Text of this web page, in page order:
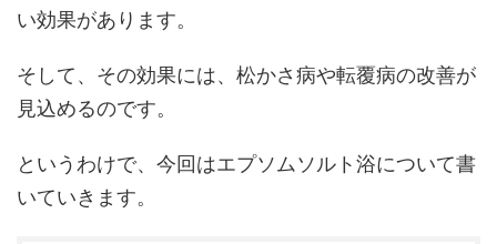
い効果があります。
そして、その効果には、松かさ病や転覆病の改善が
見込めるのです。
というわけで、今回はエプソムソルト浴について書
いていきます。